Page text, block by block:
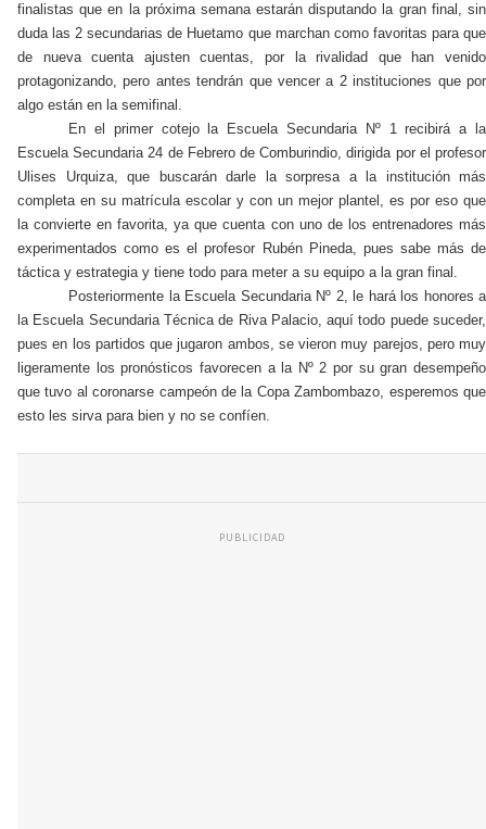
finalistas que en la próxima semana estarán disputando la gran final, sin
duda las 2 secundarias de Huetamo que marchan como favoritas para que
de nueva cuenta ajusten cuentas, por la rivalidad que han venido
protagonizando, pero antes tendrán que vencer a 2 instituciones que por
algo están en la semifinal.
En el primer cotejo la Escuela Secundaria Nº 1 recibirá a la
Escuela Secundaria 24 de Febrero de Comburindio, dirigida por el profesor
Ulises Urquiza, que buscarán darle la sorpresa a la institución más
completa en su matrícula escolar y con un mejor plantel, es por eso que
la convierte en favorita, ya que cuenta con uno de los entrenadores más
experimentados como es el profesor Rubén Pineda, pues sabe más de
táctica y estrategia y tiene todo para meter a su equipo a la gran final.
Posteriormente la Escuela Secundaria Nº 2, le hará los honores a
la Escuela Secundaria Técnica de Riva Palacio, aquí todo puede suceder,
pues en los partidos que jugaron ambos, se vieron muy parejos, pero muy
ligeramente los pronósticos favorecen a la Nº 2 por su gran desempeño
que tuvo al coronarse campeón de la Copa Zambombazo, esperemos que
esto les sirva para bien y no se confíen.
PUBLICIDAD